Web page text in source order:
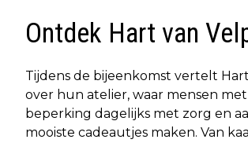
Ontdek Hart van
Tijdens de bijeenkomst vertelt
over hun atelier, waar mensen
beperking dagelijks met zorg en
mooiste cadeautjes maken. Van